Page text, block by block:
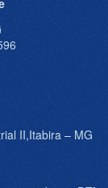
II,Itabira – MG